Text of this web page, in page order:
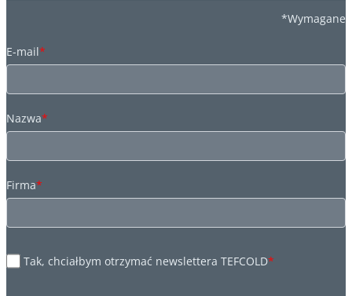
*Wymagane
E-mail*
Nazwa*
Firma*
Tak, chciałbym otrzymać newslettera TEFCOLD*